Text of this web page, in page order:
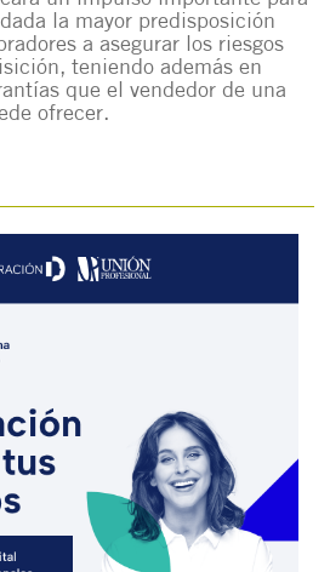
la mayor predisposición
a asegurar los riesgos
teniendo además en
que el vendedor de una
ofrecer.